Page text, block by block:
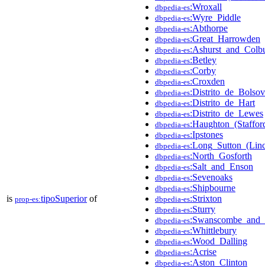
is prop-es:tipoSuperiorof
dbpedia-es:Wroxall
dbpedia-es:Wyre_Piddle
dbpedia-es:Abthorpe
dbpedia-es:Great_Harrowden
dbpedia-es
dbpedia-es:Betley
dbpedia-es:Corby
dbpedia-es:Croxden
dbpedia-es
dbpedia-es:Distrito_de_Hart
dbpedia-es:Distrito_de_Lewes
dbpedia-es
dbpedia-es:Ipstones
dbpedia-es
dbpedia-es:North_Gosforth
dbpedia-es:Salt_and_Enson
dbpedia-es:Sevenoaks
dbpedia-es:Shipbourne
dbpedia-es:Strixton
dbpedia-es:Sturry
dbpedia-es
dbpedia-es:Whittlebury
dbpedia-es:Wood_Dalling
dbpedia-es:Acrise
dbpedia-es:Aston_Clinton